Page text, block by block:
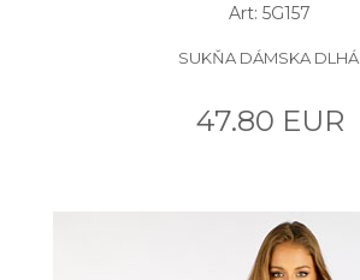
Art: 5G157
SUKŇA DÁMSKA DLHÁ.
47.80 EUR